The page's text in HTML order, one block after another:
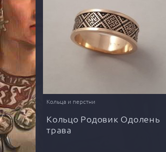
Кольца и перстни
Кольцо Родовик Одолень
трава